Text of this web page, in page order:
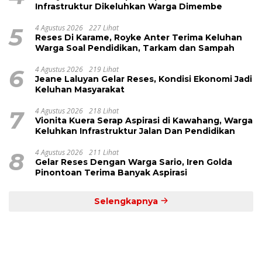
Infrastruktur Dikeluhkan Warga Dimembe
5 4 Agustus 2026 227 Lihat
Reses Di Karame, Royke Anter Terima Keluhan
Warga Soal Pendidikan, Tarkam dan Sampah
6 4 Agustus 2026 219 Lihat
Jeane Laluyan Gelar Reses, Kondisi Ekonomi Jadi
Keluhan Masyarakat
7 4 Agustus 2026 218 Lihat
Vionita Kuera Serap Aspirasi di Kawahang, Warga
Keluhkan Infrastruktur Jalan Dan Pendidikan
8 4 Agustus 2026 211 Lihat
Gelar Reses Dengan Warga Sario, Iren Golda
Pinontoan Terima Banyak Aspirasi
Selengkapnya